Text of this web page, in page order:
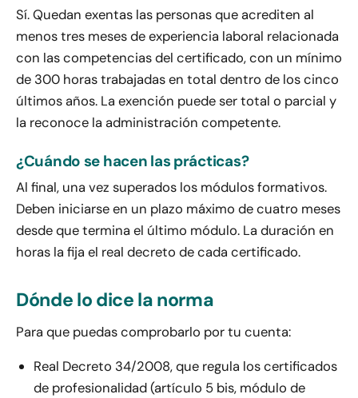
Sí. Quedan exentas las personas que acrediten al
menos tres meses de experiencia laboral relacionada
con las competencias del certificado, con un mínimo
de 300 horas trabajadas en total dentro de los cinco
últimos años. La exención puede ser total o parcial y
la reconoce la administración competente.
¿Cuándo se hacen las prácticas?
Al final, una vez superados los módulos formativos.
Deben iniciarse en un plazo máximo de cuatro meses
desde que termina el último módulo. La duración en
horas la fija el real decreto de cada certificado.
Dónde lo dice la norma
Para que puedas comprobarlo por tu cuenta:
Real Decreto 34/2008, que regula los certificados
de profesionalidad (artículo 5 bis, módulo de